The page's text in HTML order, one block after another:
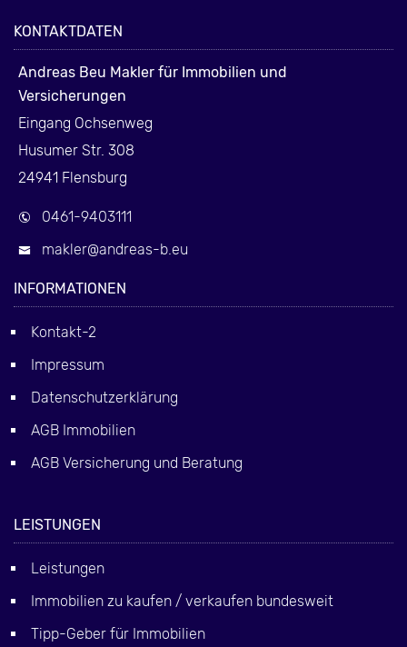
KONTAKTDATEN
Andreas Beu Makler für Immobilien und
Versicherungen
Eingang Ochsenweg
Husumer Str. 308
24941 Flensburg
0461-9403111
makler@andreas-b.eu
INFORMATIONEN
Kontakt-2
Impressum
Datenschutzerklärung
AGB Immobilien
AGB Versicherung und Beratung
LEISTUNGEN
Leistungen
Immobilien zu kaufen / verkaufen bundesweit
Tipp-Geber für Immobilien